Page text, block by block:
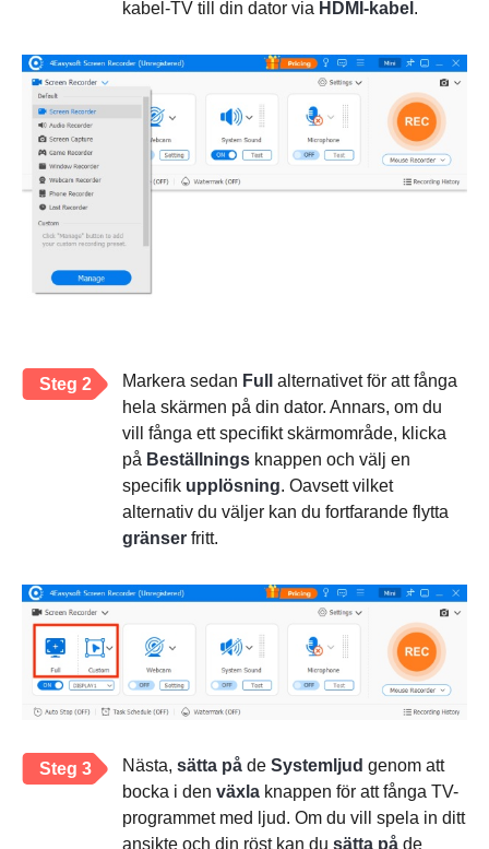
kabel-TV till din dator via HDMI-kabel .
Steg 2 Markera sedan Full
alternativet för att fånga
hela skärmen på din dator. Annars, om du
vill fånga ett specifikt skärmområde, klicka
på Beställnings knappen och välj en
specifik upplösning. Oavsett vilket
alternativ du väljer kan du fortfarande flytta
gränser fritt.
Steg 3 Nästa, sätta på de Systemljud genom att
bocka i den växla knappen för att fånga TV-
programmet med ljud. Om du vill spela in ditt
ansikte och din röst kan du sätta på de